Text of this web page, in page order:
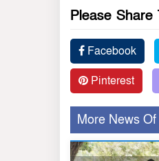
Please
Facebook
Pinterest
More News